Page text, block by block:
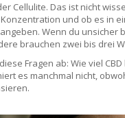
Cellulite. Das ist nicht
und ob es
Wenn du
brauchen zwei bis drei
Fragen ab: Wie viel
es manchmal nicht,